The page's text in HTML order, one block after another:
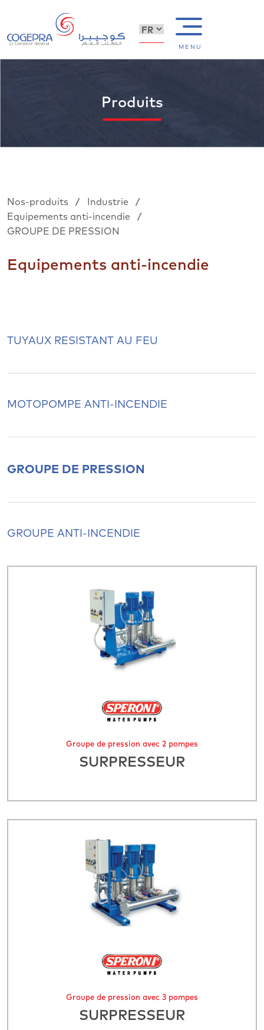
MENU
Produits
Nos-produits / Industrie /
Equipements anti-incendie /
GROUPE DE PRESSION
Equipements anti-incendie
TUYAUX RESISTANT AU FEU
MOTOPOMPE ANTI-INCENDIE
GROUPE DE PRESSION
GROUPE ANTI-INCENDIE
Groupe de pression avec 2 pompes
SURPRESSEUR
Groupe de pression avec 3 pompes
SURPRESSEUR